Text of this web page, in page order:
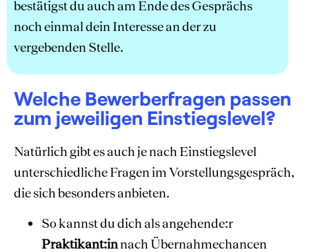
bestätigst du auch am Ende des Gesprächs
noch einmal dein Interesse an der zu
vergebenden Stelle.
Welche Bewerberfragen passen
zum jeweiligen Einstiegslevel?
Natürlich gibt es auch je nach Einstiegslevel
unterschiedliche Fragen im Vorstellungsgespräch,
die sich besonders anbieten.
So kannst du dich als angehende:r
Praktikant:innach Übernahmechancen